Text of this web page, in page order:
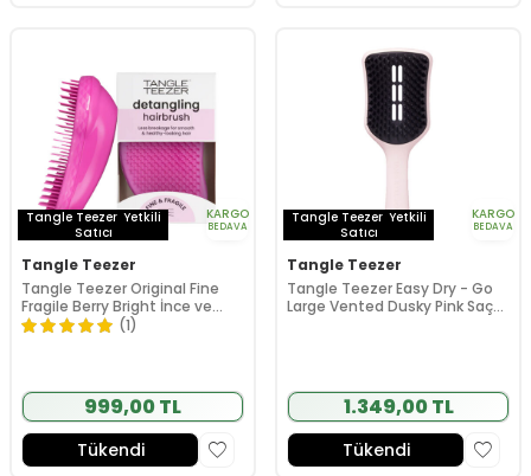
Tangle Teezer Yetkili
Satıcı
KARGO
BEDAVA
Tangle Teezer
Tangle Teezer Original Fine
Fragile Berry Bright İnce ve
Kırılgan Saçlar İçin Saç Fırçası-
(1)
999,00 TL
Tükendi
Tangle Teezer Yetkili
Satıcı
KARGO
BEDAVA
Tangle Teezer
Tangle Teezer Easy Dry - Go
Large Vented Dusky Pink Saç
1.349,00 TL
Tükendi